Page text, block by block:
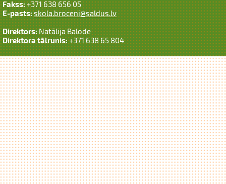
Fakss:+371 638 656 05
E-pasts:skola.broceni@saldus.lv
Direktors:Natālija Balode
Direktora tālrunis:+371 638 65 804